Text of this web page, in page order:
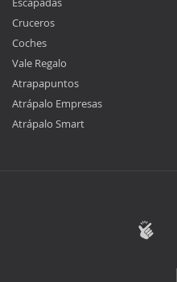
Cruceros
Coches
Vale Regalo
Atrapapuntos
Atrápalo Empresas
Atrápalo Smart